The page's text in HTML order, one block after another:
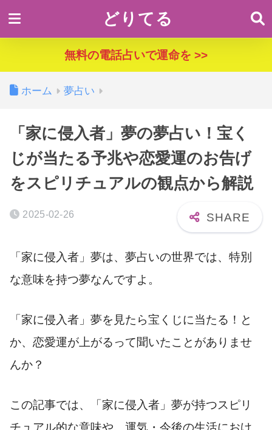
どりてる
無料の電話占いで運命を >>
ホーム 夢占い
「家に侵入者」夢の夢占い！宝く
じが当たる予兆や恋愛運のお告げ
をスピリチュアルの観点から解説
2025-02-26
「家に侵入者」夢は、夢占いの世界では、特別
な意味を持つ夢なんですよ。
「家に侵入者」夢を見たら宝くじに当たる！と
か、恋愛運が上がるって聞いたことがありませ
んか？
この記事では、「家に侵入者」夢が持つスピリ
チュアル的な意味や、運気・今後の生活におけ